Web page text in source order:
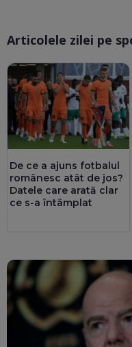
Articolele zilei pe
De ce a ajuns fotbalul
românesc atât de jos?
Datele care arată clar
ce s-a întâmplat